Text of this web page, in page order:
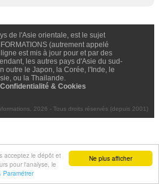
Ne plus afficher
acceptez le dépôt et
pour l'analyse, le
Paramétrer
de l'Asie orientale, est le sujet
(autrement appelé
est mis à jour pour et par des
les autres pays d'Asie du sud-
outre le Japon, la Corée, l'Inde, le
ou la Thailande.
Confidentialité & Cookies
2026 - Tous droits réservés (depuis 2001)